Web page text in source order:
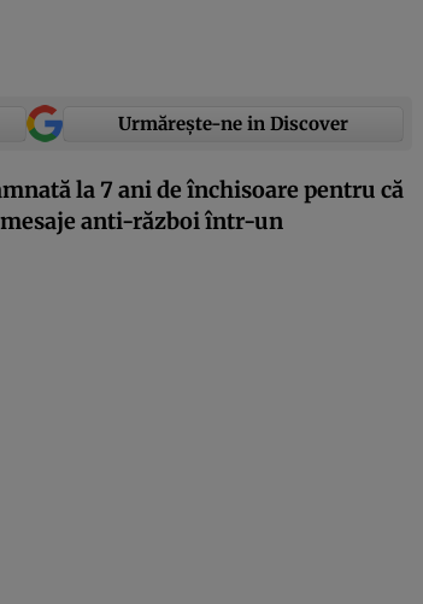
Urmărește-ne in Discover
la 7 ani de închisoare pentru că
anti-război într-un